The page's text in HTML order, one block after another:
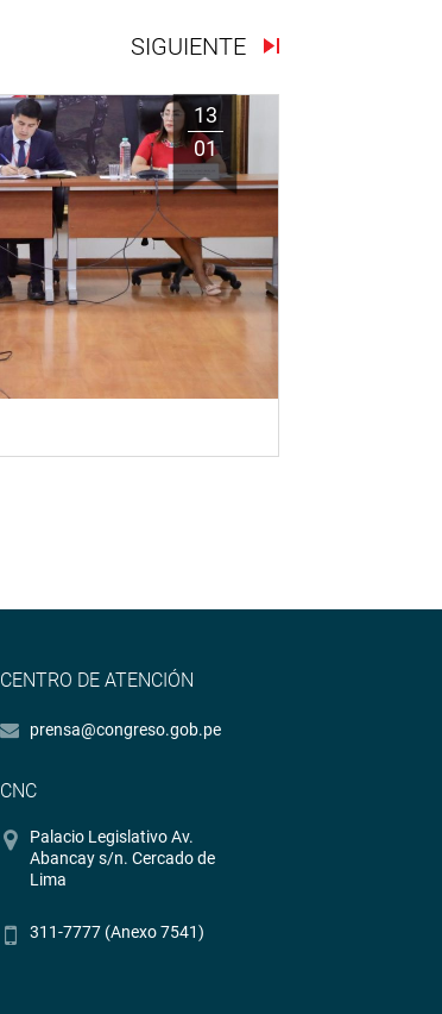
SIGUIENTE
13
01
CENTRO DE ATENCIÓN
prensa@congreso.gob.pe
CNC
Palacio Legislativo Av.
Abancay s/n. Cercado de
Lima
311-7777 (Anexo 7541)